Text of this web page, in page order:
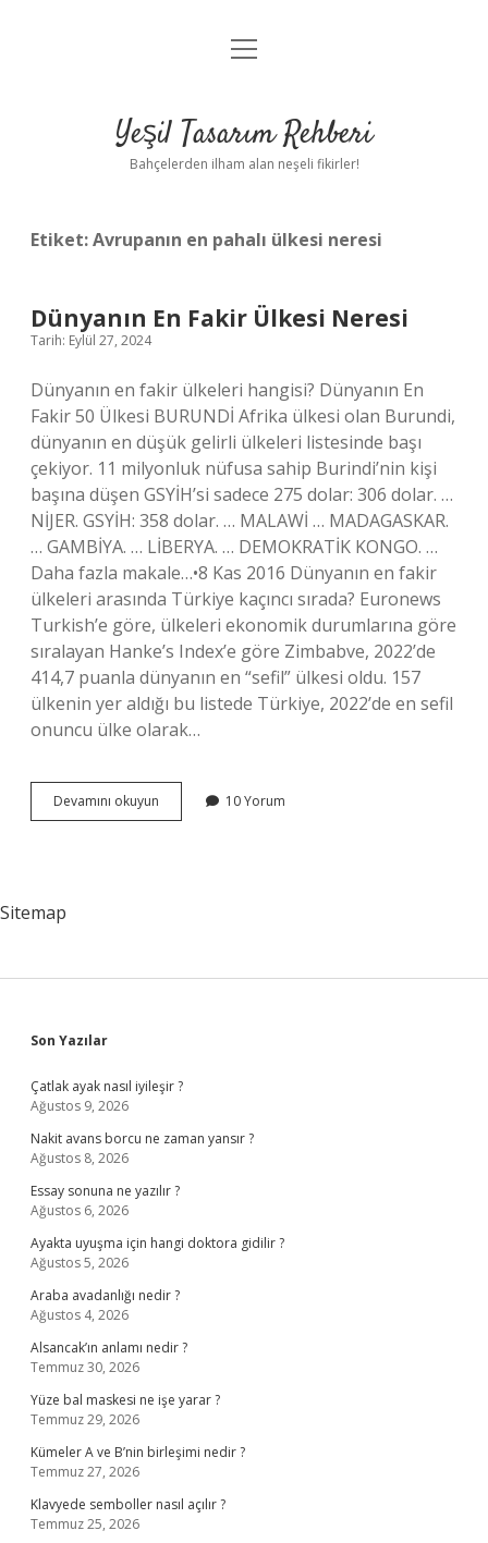
Anasayfa
Yasal Uyarı
menüyü
Yeşil Tasarım Rehberi
Bahçelerden ilham alan neşeli fikirler!
Etiket:Avrupanın en pahalı ülkesi neresi
Dünyanın En Fakir Ülkesi Neresi
Tarih: Eylül 27, 2024
Dünyanın en fakir ülkeleri hangisi? Dünyanın En
Fakir 50 Ülkesi BURUNDİ Afrika ülkesi olan Burundi,
dünyanın en düşük gelirli ülkeleri listesinde başı
çekiyor. 11 milyonluk nüfusa sahip Burindi’nin kişi
başına düşen GSYİH’si sadece 275 dolar: 306 dolar. …
NİJER. GSYİH: 358 dolar. … MALAWİ … MADAGASKAR.
… GAMBİYA. … LİBERYA. … DEMOKRATİK KONGO. …
Daha fazla makale…•8 Kas 2016 Dünyanın en fakir
ülkeleri arasında Türkiye kaçıncı sırada? Euronews
Turkish’e göre, ülkeleri ekonomik durumlarına göre
sıralayan Hanke’s Index’e göre Zimbabve, 2022’de
414,7 puanla dünyanın en “sefil” ülkesi oldu. 157
ülkenin yer aldığı bu listede Türkiye, 2022’de en sefil
onuncu ülke olarak…
Devamını okuyun Dünyanın
En
10 Yorum
Sitemap
Sidebar
Son Yazılar
Çatlak ayak nasıl iyileşir ?
Ağustos 9, 2026
Nakit avans borcu ne zaman yansır ?
Ağustos 8, 2026
Essay sonuna ne yazılır ?
Ağustos 6, 2026
Ayakta uyuşma için hangi doktora gidilir ?
Ağustos 5, 2026
Araba avadanlığı nedir ?
Ağustos 4, 2026
Alsancak’ın anlamı nedir ?
Temmuz 30, 2026
Yüze bal maskesi ne işe yarar ?
Temmuz 29, 2026
Kümeler A ve B’nin birleşimi nedir ?
Temmuz 27, 2026
Klavyede semboller nasıl açılır ?
Temmuz 25, 2026